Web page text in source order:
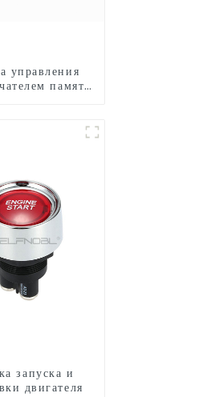
управления
памяти
запуска и
двигателя